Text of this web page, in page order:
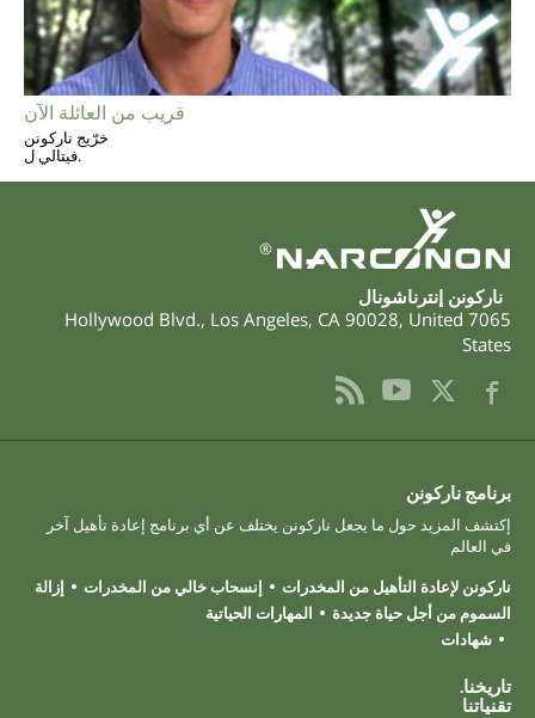
قريب من العائلة الآن
خرّيج ناركونن
فيتالي ل.
®
ناركونن إنترناشونال
7065 Hollywood Blvd.
, Los Angeles, CA 90028, United
States
برنامج ناركونن
إكتشف المزيد حول ما يجعل ناركونن يختلف عن أي برنامج إعادة تأهيل آخر
في العالم
ناركونن لإعادة التأهيل من المخدرات
إنسحاب خالي من المخدرات
إزالة
السموم من أجل حياة جديدة
المهارات الحياتية
شهادات
تاريخنا.
تقنياتنا